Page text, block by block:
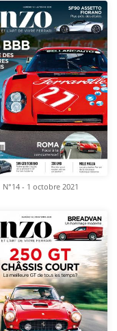
N°14 - 1 octobre 2021